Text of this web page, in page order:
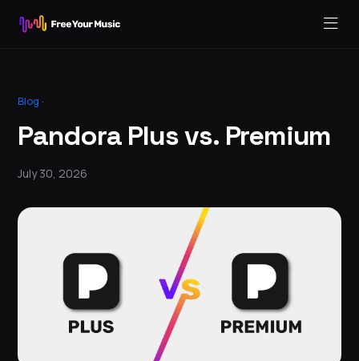
Blog ·
Pandora Plus vs. Premium
July 30, 2026